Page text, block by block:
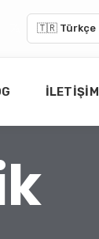
🇹🇷 Türkçe
İLETIŞIM